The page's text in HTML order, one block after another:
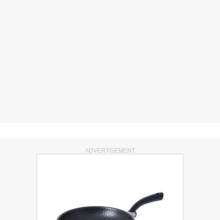
ADVERTISEMENT